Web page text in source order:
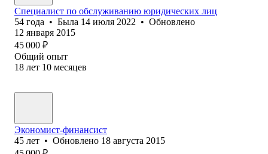
Специалист по обслуживанию юридических лиц
54 года • Была 14 июля 2022 • Обновлено
12 января 2015
45 000 ₽
Общий опыт
18 лет 10 месяцев
Экономист-финансист
45 лет • Обновлено 18 августа 2015